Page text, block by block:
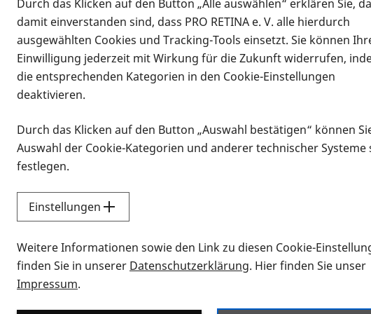
Infomaterial
Infomaterial
Vorlesen
Alle Infomaterialien in
Sie möchten wissen, wie Sie nach
Durch das Klicken auf den Button „Alle auswählen“ erklären Sie,
damit einverstanden sind, dass PRO RETINA e. V. alle hierdurch
ausgewählten Cookies und Tracking-Tools einsetzt. Sie können
Einwilligung jederzeit mit Wirkung für die Zukunft widerrufen,
die entsprechenden Kategorien in den Cookie-Einstellungen
deaktivieren.
Durch das Klicken auf den Button „Auswahl bestätigen“ können
Auswahl der Cookie-Kategorien und anderer technischer Systeme
festlegen.
Einstellungen
Weitere Informationen sowie den Link zu diesen Cookie-
finden Sie in unserer Datenschutzerklärung. Hier finden Sie unser
Impressum.